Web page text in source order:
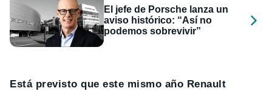
El jefe de Porsche lanza un
aviso histórico: “Así no
podemos sobrevivir”
Está previsto que este mismo año Renault